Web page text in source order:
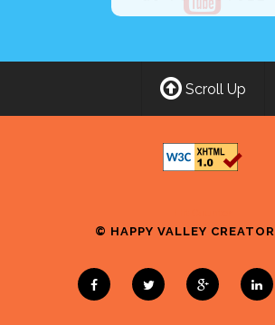
Scroll Up
© HAPPY VALLEY CREATOR